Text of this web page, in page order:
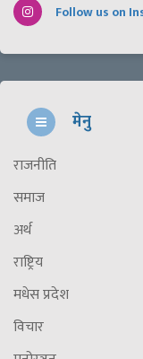
Follow us on
मेनु
राजनीति
समाज
अर्थ
राष्ट्रिय
मधेस प्रदेश
विचार